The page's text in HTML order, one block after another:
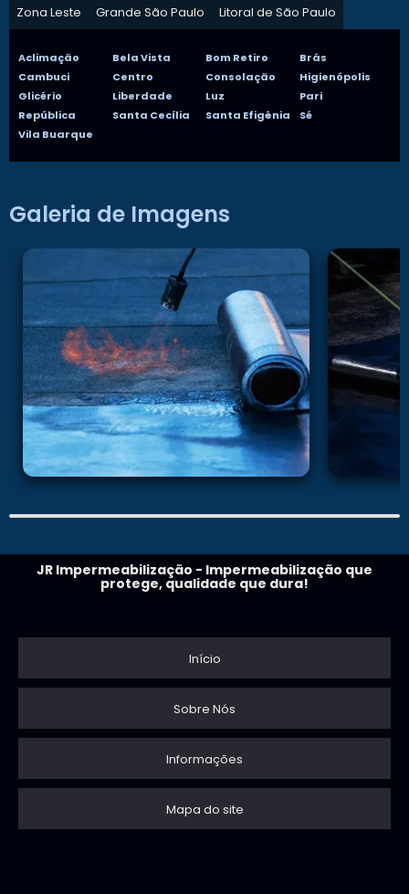
Zona Leste Grande São Paulo Litoral de São Paulo
Aclimação Bela Vista Bom Retiro
Brás
Cambuci
Centro Consolação
Higienópolis
Glicério
Liberdade Luz
Pari
República
Santa Cecília Santa Efigênia
Sé
Vila Buarque
Galeria de Imagens
JR Impermeabilização - Impermeabilização que
protege, qualidade que dura!
Início
Sobre Nós
Informações
Mapa do site